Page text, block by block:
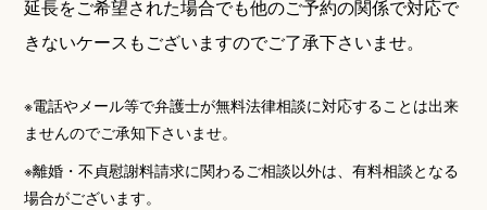
延長をご希望された場合でも他のご予約の関係で対応で
きないケースもございますのでご了承下さいませ。
※電話やメール等で弁護士が無料法律相談に対応することは出来
ませんのでご承知下さいませ。
※離婚・不貞慰謝料請求に関わるご相談以外は、有料相談となる
場合がございます。